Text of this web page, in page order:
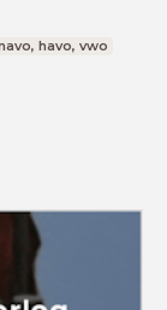
havo, vwo